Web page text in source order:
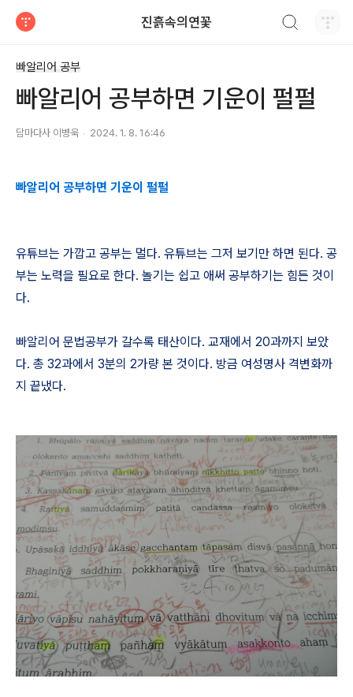
진흙속의연꽃
빠알리어 공부
빠알리어 공부하면 기운이 펄펄
담마다사 이병욱 2024. 1. 8. 16:46
빠알리어 공부하면 기운이 펄펄
유튜브는 가깝고 공부는 멀다. 유튜브는 그저 보기만 하면 된다. 공
부는 노력을 필요로 한다. 놀기는 쉽고 애써 공부하기는 힘든 것이
다.
빠알리어 문법공부가 갈수록 태산이다. 교재에서 20과까지 보았
다. 총 32과에서 3분의 2가량 본 것이다. 방금 여성명사 격변화까
지 끝냈다.